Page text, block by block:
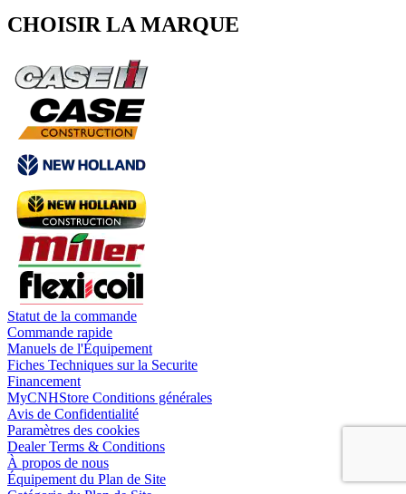
CHOISIR LA MARQUE
Statut de la commande
Commande rapide
Manuels de l'Équipement
Fiches Techniques sur la Securite
Financement
MyCNHStore Conditions générales
Avis de Confidentialité
Paramètres des cookies
Dealer Terms & Conditions
À propos de nous
Équipement du Plan de Site